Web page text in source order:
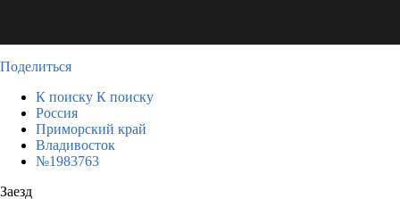
Поделиться
К поиску К поиску
Россия
Приморский край
Владивосток
№1983763
Заезд